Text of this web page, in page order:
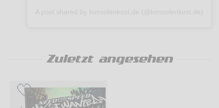
Zuletzt angesehen